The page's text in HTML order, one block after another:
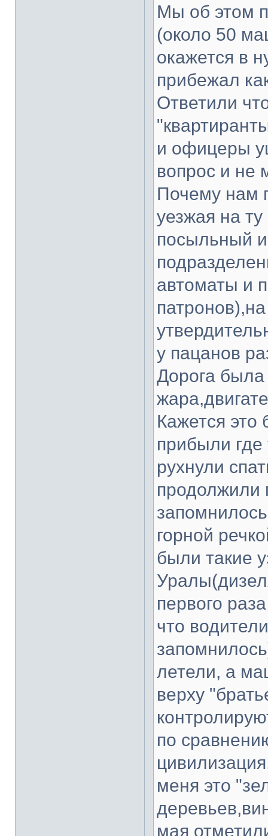
Мы об этом
(около 50
окажется в
прибежал
Ответили
и офицеры
вопрос и не
Почему нам
уезжая на
посыльный
автоматы и
у пацанов
Дорога была
Кажется это
прибыли где
рухнули
продолжили
горной
были такие
первого
что
летели, а
верху
по
меня это
мая